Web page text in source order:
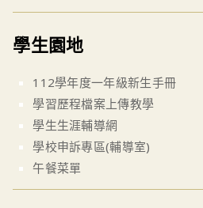
學生園地
112學年度一年級新生手冊
學習歷程檔案上傳教學
學生生涯輔導網
學校申訴專區(輔導室)
午餐菜單